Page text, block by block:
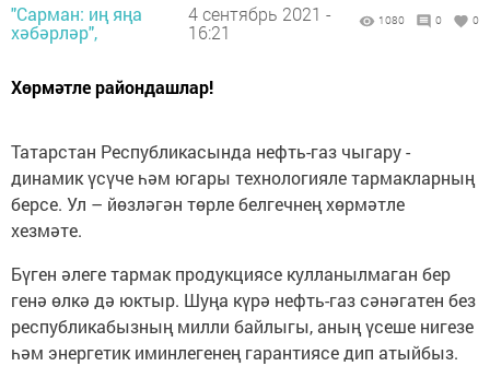
"Сарман: иң яңа
хәбәрләр",
4 сентябрь 2021 -
16:21
1080 0 0
Хөрмәтле райондашлар!
Татарстан Республикасында нефть-газ чыгару -
динамик үсүче һәм югары технологияле тармакларның
берсе. Ул – йөзләгән төрле белгечнең хөрмәтле
хезмәте.
Бүген әлеге тармак продукциясе кулланылмаган бер
генә өлкә дә юктыр. Шуңа күрә нефть-газ сәнәгатен без
республикабызның милли байлыгы, аның үсеше нигезе
һәм энергетик иминлегенең гарантиясе дип атыйбыз.